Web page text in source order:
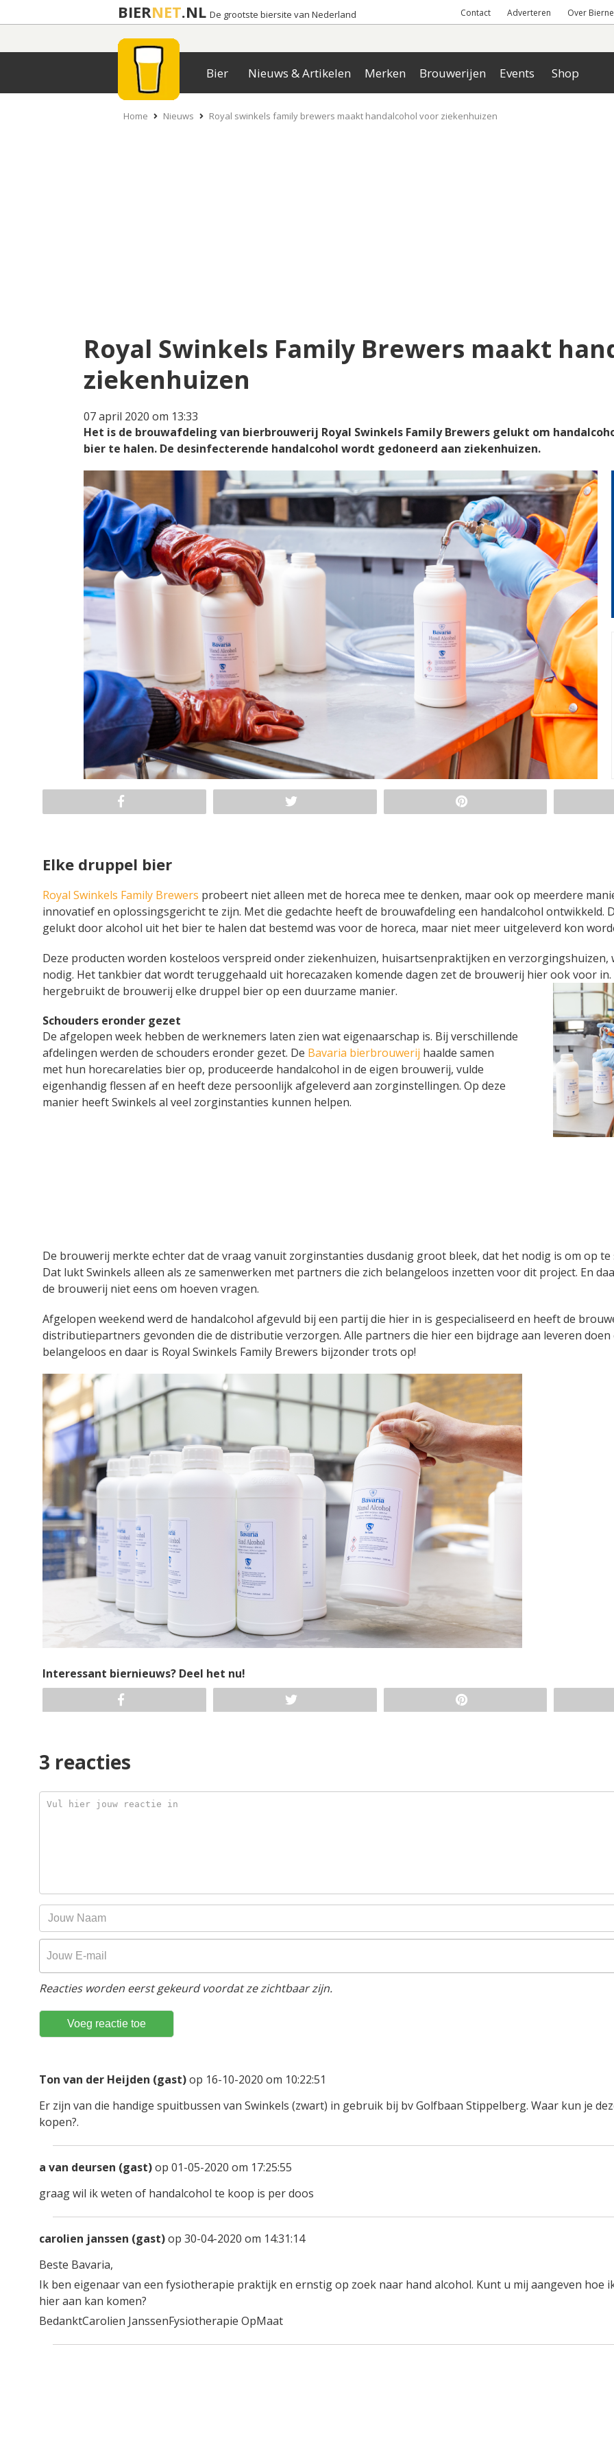
BIERNET.NL De grootste biersite van Nederland Contact Adverteren Over
Bier Nieuws & Artikelen Merken Brouwerijen Events Shop
Home Nieuws Royal swinkels family brewers maakt handalcohol voor ziekenhuizen
Royal Swinkels Family Brewers maakt
ziekenhuizen
07 april 2020 om 13:33
Het is de brouwafdeling van bierbrouwerij Royal Swinkels Family Brewers gelukt om
bier te halen. De desinfecterende handalcohol wordt gedoneerd aan ziekenhuizen.
Elke druppel bier
Royal Swinkels Family Brewers probeert niet alleen met de horeca mee te denken, maar ook op meerdere
innovatief en oplossingsgericht te zijn. Met die gedachte heeft de brouwafdeling een handalcohol ontwikkeld.
gelukt door alcohol uit het bier te halen dat bestemd was voor de horeca, maar niet meer uitgeleverd kon
Deze producten worden kosteloos verspreid onder ziekenhuizen, huisartsenpraktijken en verzorgingshuizen,
nodig. Het tankbier dat wordt teruggehaald uit horecazaken komende dagen zet de brouwerij hier ook voor in.
hergebruikt de brouwerij elke druppel bier op een duurzame manier.
Schouders eronder gezet
De afgelopen week hebben de werknemers laten zien wat eigenaarschap is. Bij verschillende
afdelingen werden de schouders eronder gezet. De Bavaria bierbrouwerij haalde samen
met hun horecarelaties bier op, produceerde handalcohol in de eigen brouwerij, vulde
eigenhandig flessen af en heeft deze persoonlijk afgeleverd aan zorginstellingen. Op deze
manier heeft Swinkels al veel zorginstanties kunnen helpen.
De brouwerij merkte echter dat de vraag vanuit zorginstanties dusdanig groot bleek, dat het nodig is om op te
Dat lukt Swinkels alleen als ze samenwerken met partners die zich belangeloos inzetten voor dit project. En
de brouwerij niet eens om hoeven vragen.
Afgelopen weekend werd de handalcohol afgevuld bij een partij die hier in is gespecialiseerd en heeft de
distributiepartners gevonden die de distributie verzorgen. Alle partners die hier een bijdrage aan leveren doen
belangeloos en daar is Royal Swinkels Family Brewers bijzonder trots op!
Interessant biernieuws? Deel het nu!
3 reacties
Reacties worden eerst gekeurd voordat ze zichtbaar zijn.
Ton van der Heijden (gast)op 16-10-2020 om 10:22:51
Er zijn van die handige spuitbussen van Swinkels (zwart) in gebruik bij bv Golfbaan Stippelberg. Waar kun je
kopen?.
a van deursen (gast)op 01-05-2020 om 17:25:55
graag wil ik weten of handalcohol te koop is per doos
carolien janssen (gast)op 30-04-2020 om 14:31:14
Beste Bavaria,
Ik ben eigenaar van een fysiotherapie praktijk en ernstig op zoek naar hand alcohol. Kunt u mij aangeven hoe
hier aan kan komen?
BedanktCarolien JanssenFysiotherapie OpMaat